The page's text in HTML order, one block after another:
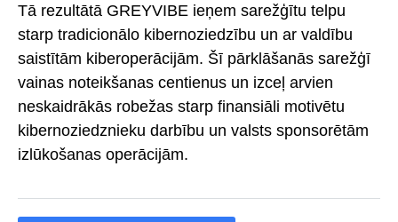
Tā rezultātā GREYVIBE ieņem sarežģītu telpu
starp tradicionālo kibernoziedzību un ar valdību
saistītām kiberoperācijām. Šī pārklāšanās sarežģī
vainas noteikšanas centienus un izceļ arvien
neskaidrākās robežas starp finansiāli motivētu
kibernoziedznieku darbību un valsts sponsorētām
izlūkošanas operācijām.